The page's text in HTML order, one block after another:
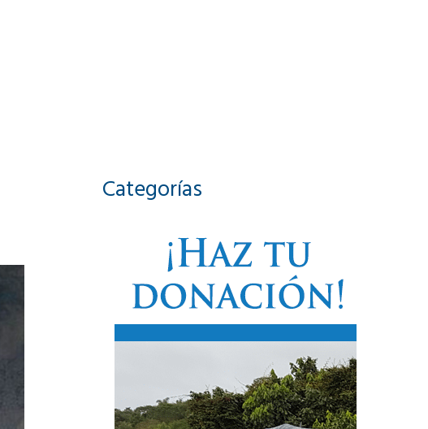
Categorías